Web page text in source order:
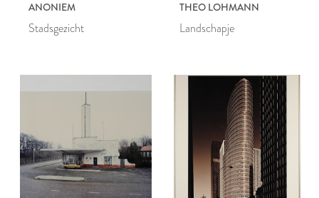
ANONIEM
Stadsgezicht
THEO LOHMANN
Landschapje